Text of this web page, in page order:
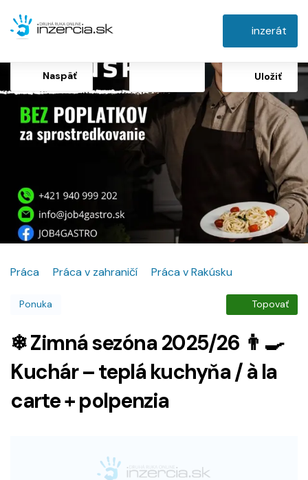
inzerát
Naspäť Uložiť
Práca Práca v zahraničí Práca v Rakúsku
Ponuka Topovať
❄ Zimná sezóna 2025/26 👨‍🍳
Kuchár – teplá kuchyňa / à la
carte + polpenzia